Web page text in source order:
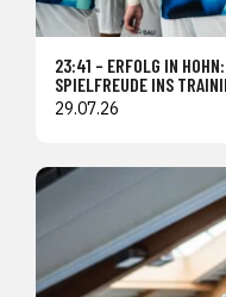
23:41 – ERFOLG IN
SPIELFREUDE INS
29.07.26